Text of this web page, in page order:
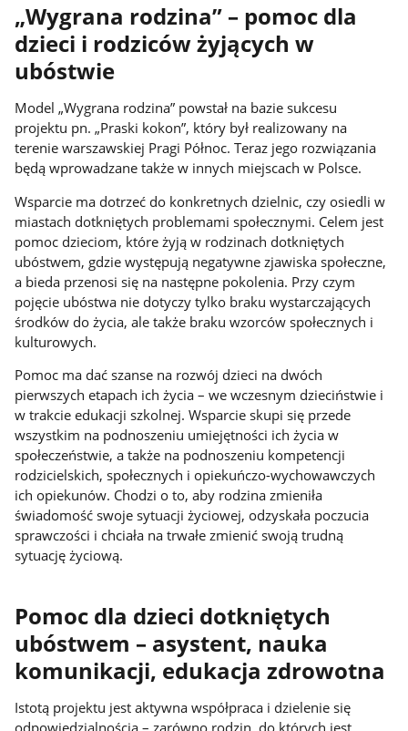
„Wygrana rodzina” – pomoc dla
dzieci i rodziców żyjących w
ubóstwie
Model „Wygrana rodzina” powstał na bazie sukcesu
projektu pn. „Praski kokon”, który był realizowany na
terenie warszawskiej Pragi Północ. Teraz jego rozwiązania
będą wprowadzane także w innych miejscach w Polsce.
Wsparcie ma dotrzeć do konkretnych dzielnic, czy osiedli w
miastach dotkniętych problemami społecznymi. Celem jest
pomoc dzieciom, które żyją w rodzinach dotkniętych
ubóstwem, gdzie występują negatywne zjawiska społeczne,
a bieda przenosi się na następne pokolenia. Przy czym
pojęcie ubóstwa nie dotyczy tylko braku wystarczających
środków do życia, ale także braku wzorców społecznych i
kulturowych.
Pomoc ma dać szanse na rozwój dzieci na dwóch
pierwszych etapach ich życia – we wczesnym dzieciństwie i
w trakcie edukacji szkolnej. Wsparcie skupi się przede
wszystkim na podnoszeniu umiejętności ich życia w
społeczeństwie, a także na podnoszeniu kompetencji
rodzicielskich, społecznych i opiekuńczo-wychowawczych
ich opiekunów. Chodzi o to, aby rodzina zmieniła
świadomość swoje sytuacji życiowej, odzyskała poczucia
sprawczości i chciała na trwałe zmienić swoją trudną
sytuację życiową.
Pomoc dla dzieci dotkniętych
ubóstwem – asystent, nauka
komunikacji, edukacja zdrowotna
Istotą projektu jest aktywna współpraca i dzielenie się